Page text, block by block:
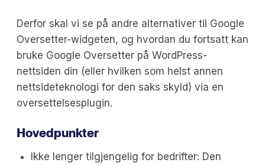
Derfor skal vi se på andre alternativer til Google
Oversetter-widgeten, og hvordan du fortsatt kan
bruke Google Oversetter på WordPress-
nettsiden din (eller hvilken som helst annen
nettsideteknologi for den saks skyld) via en
oversettelsesplugin.
Hovedpunkter
Ikke lenger tilgjengelig for bedrifter: Den